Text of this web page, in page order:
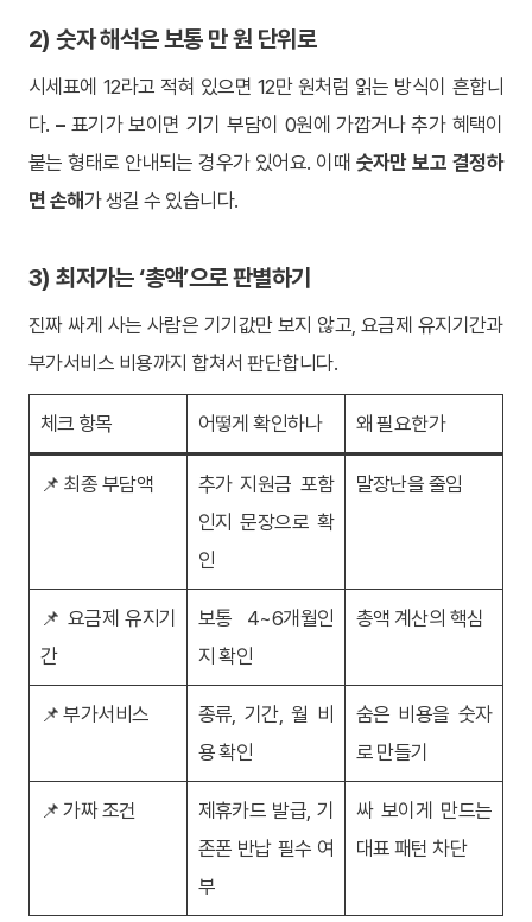
2) 숫자 해석은 보통 만 원 단위로
시세표에 12라고 적혀 있으면 12만 원처럼 읽는 방식이 흔합니
다.–표기가 보이면 기기 부담이 0원에 가깝거나 추가 혜택이
붙는 형태로 안내되는 경우가 있어요. 이때 숫자만 보고 결정하
면 손해가 생길 수 있습니다.
3) 최저가는 ‘총액’으로 판별하기
진짜 싸게 사는 사람은 기기값만 보지 않고, 요금제 유지기간과
부가서비스 비용까지 합쳐서 판단합니다.
체크 항목 어떻게 확인하나 왜 필요한가
📌 최종 부담액
추가 지원금 포함
인지 문장으로 확
인
말장난을 줄임
📌 요금제 유지기
간
보통 4~6개월인
지 확인
총액 계산의 핵심
📌 부가서비스
종류, 기간, 월 비
용 확인
숨은 비용을 숫자
로 만들기
📌 가짜 조건
제휴카드 발급, 기
존폰 반납 필수 여
부
싸 보이게 만드는
대표 패턴 차단